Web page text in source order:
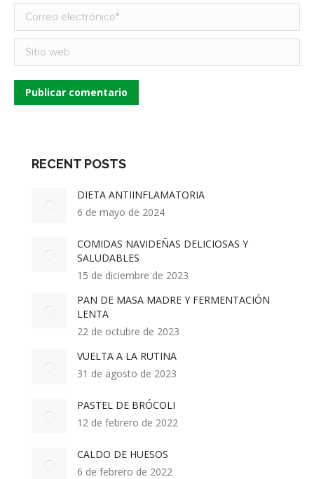
Correo electrónico *
Sitio web
Publicar comentario
RECENT POSTS
DIETA ANTIINFLAMATORIA
6 de mayo de 2024
COMIDAS NAVIDEÑAS DELICIOSAS Y
SALUDABLES
15 de diciembre de 2023
PAN DE MASA MADRE Y FERMENTACIÓN
LENTA
22 de octubre de 2023
VUELTA A LA RUTINA
31 de agosto de 2023
PASTEL DE BRÓCOLI
12 de febrero de 2022
CALDO DE HUESOS
6 de febrero de 2022